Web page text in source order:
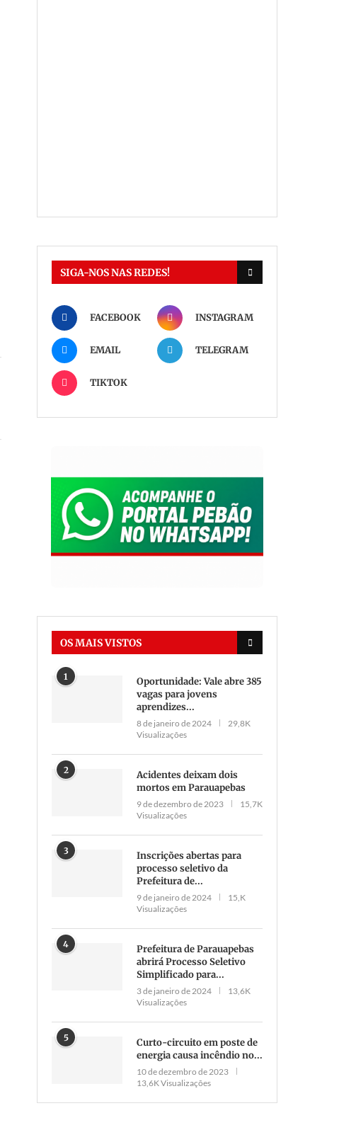
AGORA É LEI: Parauapebas proíbe
conferência de compras após
pagamento...
16 de julho de 2025
Rapaz é preso acusado de
calçados de loja no...
SIGA-NOS NAS REDES!
FACEBOOK INSTAGRAM
EMAIL TELEGRAM
TIKTOK
OS MAIS VISTOS
1
Oportunidade: Vale abre 385
vagas para jovens
aprendizes...
8 de janeiro de 2024
29,8K
Visualizações
2
Acidentes deixam dois
mortos em Parauapebas
9 de dezembro de 2023
15,7K
Visualizações
3
Inscrições abertas para
processo seletivo da
Prefeitura de...
9 de janeiro de 2024
15,K
Visualizações
4
Prefeitura de Parauapebas
abrirá Processo Seletivo
Simplificado para...
3 de janeiro de 2024
13,6K
Visualizações
5
Curto-circuito em poste de
energia causa incêndio no...
10 de dezembro de 2023
13,6K Visualizações